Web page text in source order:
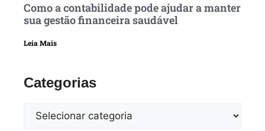
Como a contabilidade pode ajudar a manter
sua gestão financeira saudável
Leia Mais
Categorias